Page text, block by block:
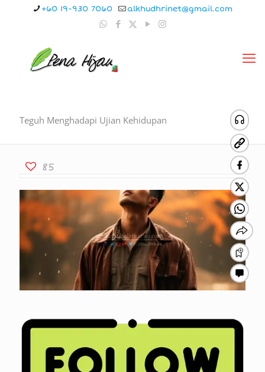
+60 19-930 7060 alkhudhrinet@gmail.com
Teguh Menghadapi Ujian Kehidupan
85